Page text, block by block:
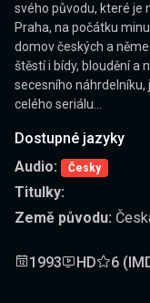
svého původu, které je
Praha, na počátku
domov českých a
štěstí i bídy, bloudění a
secesního
celého seriálu...
Dostupné jazyky
Audio:
Česky
Titulky:
Země původu:
1993 HD 6